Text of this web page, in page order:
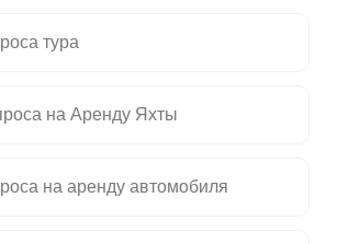
тура
на Аренду Яхты
на аренду автомобиля